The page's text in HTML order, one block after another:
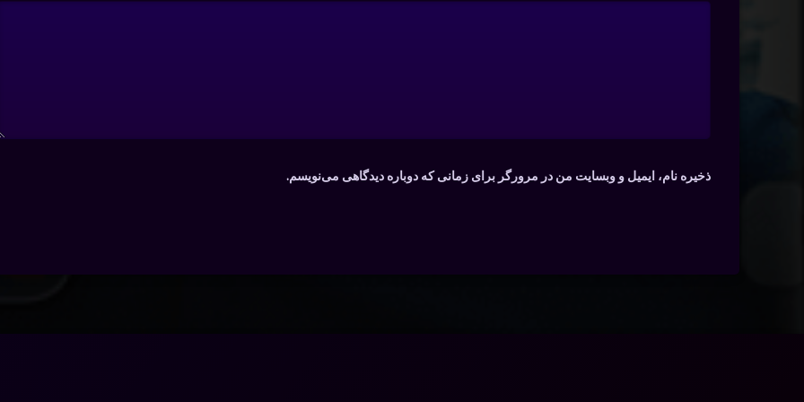
ذخیره نام، ایمیل و وبسایت من در مرورگر برای زمانی که دوباره دیدگاهی می‌نویسم.